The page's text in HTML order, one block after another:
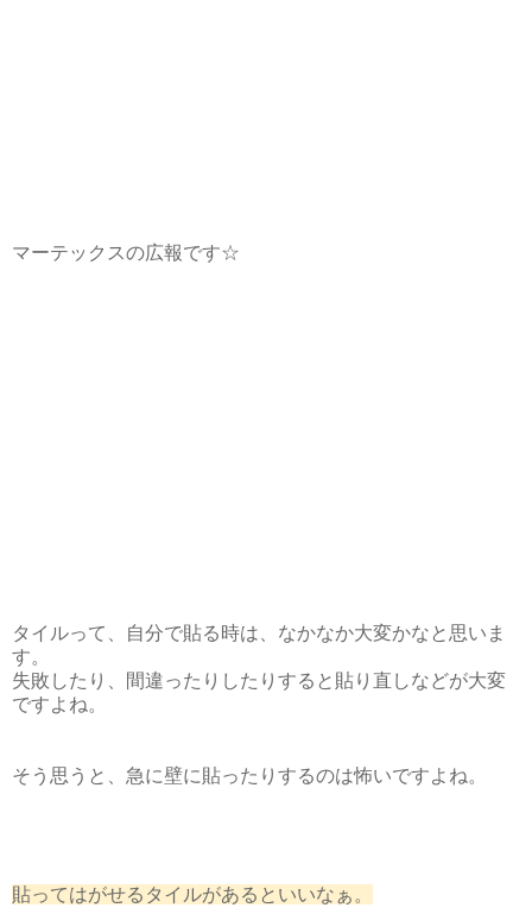
マーテックスの広報です☆
タイルって、自分で貼る時は、なかなか大変かなと思いま
す。
失敗したり、間違ったりしたりすると貼り直しなどが大変
ですよね。
そう思うと、急に壁に貼ったりするのは怖いですよね。
貼ってはがせるタイルがあるといいなぁ。